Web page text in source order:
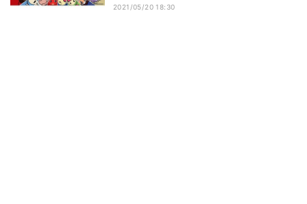
2021/05/20 18:30